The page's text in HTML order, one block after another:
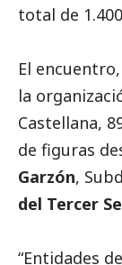
total de
El
la
Castellana,
de figuras
Garzón,
del Tercer
“Entidades